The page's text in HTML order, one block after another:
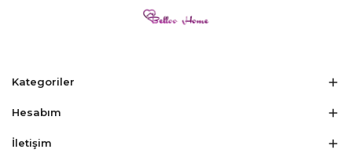
Kadın Üst Giyim
Kadın Bluz
Kadın Gömlek
Kadın Sweatshirt
Kategoriler
Hesabım
İletişim